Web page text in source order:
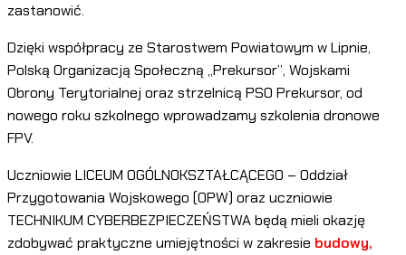
zastanowić.
Dzięki współpracy ze Starostwem Powiatowym w Lipnie,
Polską Organizacją Społeczną „Prekursor”, Wojskami
Obrony Terytorialnej oraz strzelnicą PSO Prekursor, od
nowego roku szkolnego wprowadzamy szkolenia dronowe
FPV.
Uczniowie LICEUM OGÓLNOKSZTAŁCĄCEGO – Oddział
Przygotowania Wojskowego (OPW) oraz uczniowie
TECHNIKUM CYBERBEZPIECZEŃSTWA będą mieli okazję
zdobywać praktyczne umiejętności w zakresie budowy,